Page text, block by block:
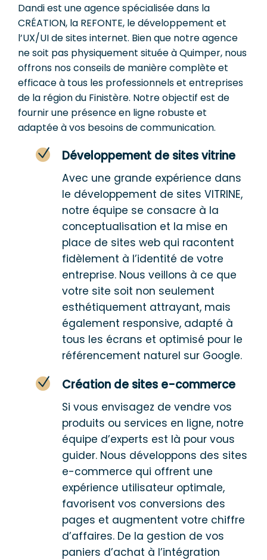
Dandi est une agence spécialisée dans la
CRÉATION, la REFONTE, le développement et
l’UX/UI de sites internet. Bien que notre agence
ne soit pas physiquement située à Quimper, nous
offrons nos conseils de manière complète et
efficace à tous les professionnels et entreprises
de la région du Finistère. Notre objectif est de
fournir une présence en ligne robuste et
adaptée à vos besoins de communication.
Développement de sites vitrine
Avec une grande expérience dans
le développement de sites VITRINE,
notre équipe se consacre à la
conceptualisation et la mise en
place de sites web qui racontent
fidèlement à l’identité de votre
entreprise. Nous veillons à ce que
votre site soit non seulement
esthétiquement attrayant, mais
également responsive, adapté à
tous les écrans et optimisé pour le
référencement naturel sur Google.
Création de sites e-commerce
Si vous envisagez de vendre vos
produits ou services en ligne, notre
équipe d’experts est là pour vous
guider. Nous développons des sites
e-commerce qui offrent une
expérience utilisateur optimale,
favorisent vos conversions des
pages et augmentent votre chiffre
d’affaires. De la gestion de vos
paniers d’achat à l’intégration